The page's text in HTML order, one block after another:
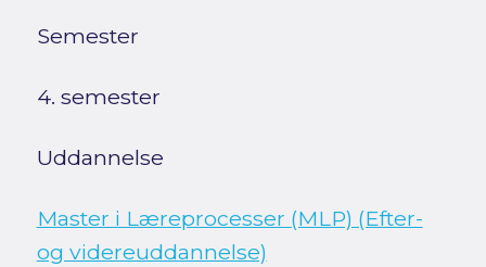
Semester
4. semester
Uddannelse
Master i Læreprocesser (MLP) (Efter-
og videreuddannelse)